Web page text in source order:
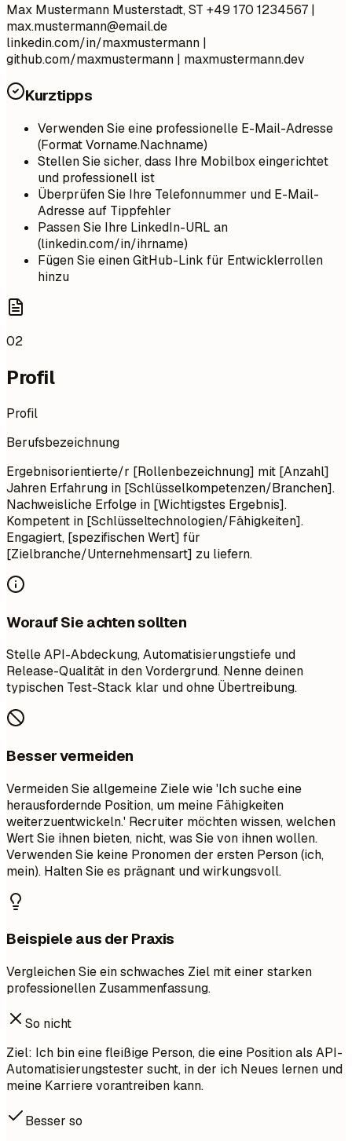
Max Mustermann Musterstadt, ST +49 170 1234567 |
max.mustermann@email.de
linkedin.com/in/maxmustermann |
github.com/maxmustermann | maxmustermann.dev
Kurztipps
Verwenden Sie eine professionelle E-Mail-Adresse
(Format Vorname.Nachname)
Stellen Sie sicher, dass Ihre Mobilbox eingerichtet
und professionell ist
Überprüfen Sie Ihre Telefonnummer und E-Mail-
Adresse auf Tippfehler
Passen Sie Ihre LinkedIn-URL an
(linkedin.com/in/ihrname)
Fügen Sie einen GitHub-Link für Entwicklerrollen
hinzu
02
Profil
Profil
Berufsbezeichnung
Ergebnisorientierte/r [Rollenbezeichnung] mit [Anzahl]
Jahren Erfahrung in [Schlüsselkompetenzen/Branchen].
Nachweisliche Erfolge in [Wichtigstes Ergebnis].
Kompetent in [Schlüsseltechnologien/Fähigkeiten].
Engagiert, [spezifischen Wert] für
[Zielbranche/Unternehmensart] zu liefern.
Worauf Sie achten sollten
Stelle API-Abdeckung, Automatisierungstiefe und
Release-Qualität in den Vordergrund. Nenne deinen
typischen Test-Stack klar und ohne Übertreibung.
Besser vermeiden
Vermeiden Sie allgemeine Ziele wie 'Ich suche eine
herausfordernde Position, um meine Fähigkeiten
weiterzuentwickeln.' Recruiter möchten wissen, welchen
Wert Sie ihnen bieten, nicht, was Sie von ihnen wollen.
Verwenden Sie keine Pronomen der ersten Person (ich,
mein). Halten Sie es prägnant und wirkungsvoll.
Beispiele aus der Praxis
Vergleichen Sie ein schwaches Ziel mit einer starken
professionellen Zusammenfassung.
So nicht
Ziel: Ich bin eine fleißige Person, die eine Position als API-
Automatisierungstester sucht, in der ich Neues lernen und
meine Karriere vorantreiben kann.
Besser so